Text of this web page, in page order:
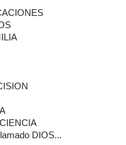
DIOS...